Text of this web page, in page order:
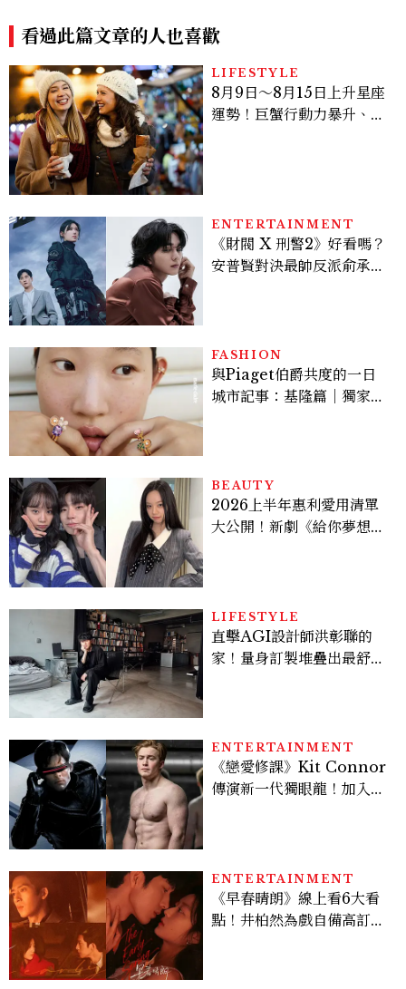
看過此篇文章的人也喜歡
LIFESTYLE
8月9日～8月15日上升星座
運勢！巨蟹行動力暴升、水
ENTERTAINMENT
《財閥 X 刑警2》好看嗎？
安普賢對決最帥反派俞承
多大？
FASHION
與Piaget伯爵共度的一日
城市記事：基隆篇｜獨家影
BEAUTY
2026上半年惠利愛用清單
大公開！新劇《給你夢想》
LIFESTYLE
直擊AGI設計師洪彰聯的
家！量身訂製堆疊出最舒適
ENTERTAINMENT
《戀愛修課》Kit Connor
傳演新一代獨眼龍！加入新
ENTERTAINMENT
《早春晴朗》線上看6大看
點！井柏然為戲自備高訂，